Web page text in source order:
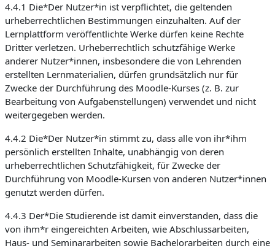
4.4.1 Die*Der Nutzer*in ist verpflichtet, die geltenden
urheberrechtlichen Bestimmungen einzuhalten. Auf der
Lernplattform veröffentlichte Werke dürfen keine Rechte
Dritter verletzen. Urheberrechtlich schutzfähige Werke
anderer Nutzer*innen, insbesondere die von Lehrenden
erstellten Lernmaterialien, dürfen grundsätzlich nur für
Zwecke der Durchführung des Moodle-Kurses (z. B. zur
Bearbeitung von Aufgabenstellungen) verwendet und nicht
weitergegeben werden.
4.4.2 Die*Der Nutzer*in stimmt zu, dass alle von ihr*ihm
persönlich erstellten Inhalte, unabhängig von deren
urheberrechtlichen Schutzfähigkeit, für Zwecke der
Durchführung von Moodle-Kursen von anderen Nutzer*innen
genutzt werden dürfen.
4.4.3 Der*Die Studierende ist damit einverstanden, dass die
von ihm*r eingereichten Arbeiten, wie Abschlussarbeiten,
Haus- und Seminararbeiten sowie Bachelorarbeiten durch eine